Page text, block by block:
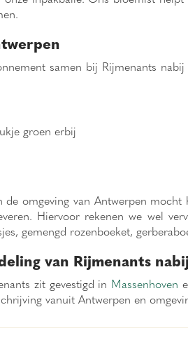
samen bij Rijmenants
groen erbij
omgeving van Antwerpen
Hiervoor rekenen we wel
gemengd rozenboeket,
van Rijmenants
zit gevestigd in Massenhoven
vanuit Antwerpen en